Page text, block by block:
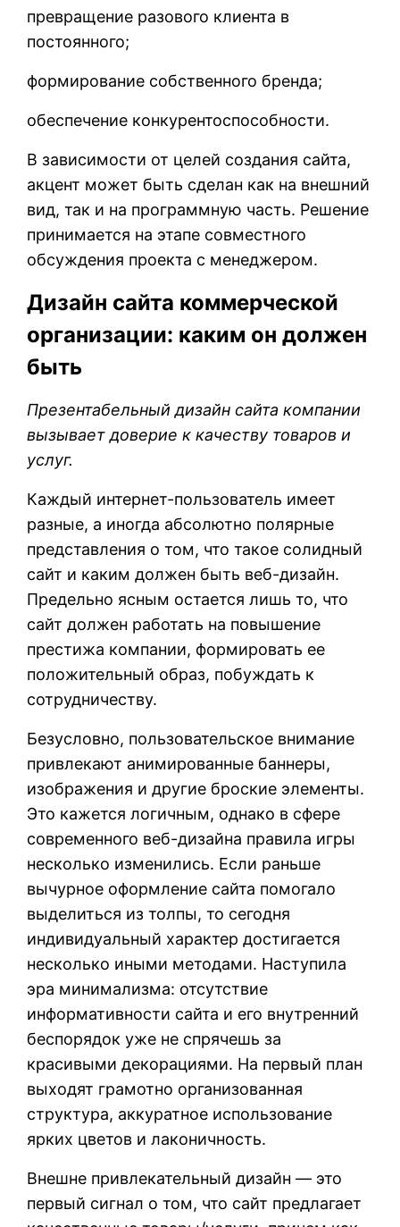
превращение разового клиента в
постоянного;
формирование собственного бренда;
обеспечение конкурентоспособности.
В зависимости от целей создания сайта,
акцент может быть сделан как на внешний
вид, так и на программную часть. Решение
принимается на этапе совместного
обсуждения проекта с менеджером.
Дизайн сайта коммерческой
организации: каким он должен
быть
Презентабельный дизайн сайта компании
вызывает доверие к качеству товаров и
услуг.
Каждый интернет-пользователь имеет
разные, а иногда абсолютно полярные
представления о том, что такое солидный
сайт и каким должен быть веб-дизайн.
Предельно ясным остается лишь то, что
сайт должен работать на повышение
престижа компании, формировать ее
положительный образ, побуждать к
сотрудничеству.
Безусловно, пользовательское внимание
привлекают анимированные баннеры,
изображения и другие броские элементы.
Это кажется логичным, однако в сфере
современного веб-дизайна правила игры
несколько изменились. Если раньше
вычурное оформление сайта помогало
выделиться из толпы, то сегодня
индивидуальный характер достигается
несколько иными методами. Наступила
эра минимализма: отсутствие
информативности сайта и его внутренний
беспорядок уже не спрячешь за
красивыми декорациями. На первый план
выходят грамотно организованная
структура, аккуратное использование
ярких цветов и лаконичность.
Внешне привлекательный дизайн — это
первый сигнал о том, что сайт предлагает